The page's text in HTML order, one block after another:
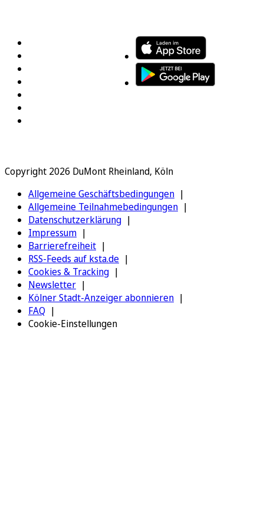
Copyright 2026 DuMont Rheinland, Köln
Allgemeine Geschäftsbedingungen
Allgemeine Teilnahmebedingungen
Datenschutzerklärung
Impressum
Barrierefreiheit
RSS-Feeds auf ksta.de
Cookies & Tracking
Newsletter
Kölner Stadt-Anzeiger abonnieren
FAQ
Cookie-Einstellungen